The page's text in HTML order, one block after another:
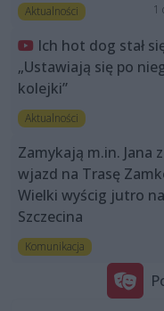
Aktualności 1
Ich hot dog stał
„Ustawiają się po
kolejki”
Aktualności
Zamykają m.in. Jana
wjazd na Trasę
Wielki wyścig jutro
Szczecina
Komunikacja